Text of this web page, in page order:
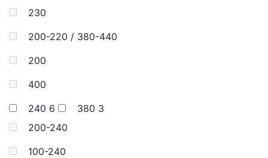
230
200-220 / 380-440
200
400
240 6 380 3
200-240
100-240